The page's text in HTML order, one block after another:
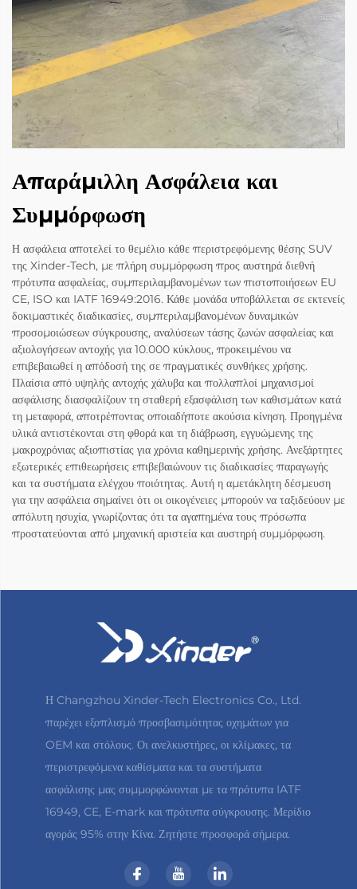
Απαράμιλλη Ασφάλεια και
Συμμόρφωση
Η ασφάλεια αποτελεί το θεμέλιο κάθε περιστρεφόμενης θέσης SUV
της Xinder-Tech, με πλήρη συμμόρφωση προς αυστηρά διεθνή
πρότυπα ασφαλείας, συμπεριλαμβανομένων των πιστοποιήσεων EU
CE, ISO και IATF 16949:2016. Κάθε μονάδα υποβάλλεται σε εκτενείς
δοκιμαστικές διαδικασίες, συμπεριλαμβανομένων δυναμικών
προσομοιώσεων σύγκρουσης, αναλύσεων τάσης ζωνών ασφαλείας και
αξιολογήσεων αντοχής για 10.000 κύκλους, προκειμένου να
επιβεβαιωθεί η απόδοσή της σε πραγματικές συνθήκες χρήσης.
Πλαίσια από υψηλής αντοχής χάλυβα και πολλαπλοί μηχανισμοί
ασφάλισης διασφαλίζουν τη σταθερή εξασφάλιση των καθισμάτων κατά
τη μεταφορά, αποτρέποντας οποιαδήποτε ακούσια κίνηση. Προηγμένα
υλικά αντιστέκονται στη φθορά και τη διάβρωση, εγγυώμενης της
μακροχρόνιας αξιοπιστίας για χρόνια καθημερινής χρήσης. Ανεξάρτητες
εξωτερικές επιθεωρήσεις επιβεβαιώνουν τις διαδικασίες παραγωγής
και τα συστήματα ελέγχου ποιότητας. Αυτή η αμετάκλητη δέσμευση
για την ασφάλεια σημαίνει ότι οι οικογένειες μπορούν να ταξιδεύουν με
απόλυτη ησυχία, γνωρίζοντας ότι τα αγαπημένα τους πρόσωπα
προστατεύονται από μηχανική αριστεία και αυστηρή συμμόρφωση.
Η Changzhou Xinder-Tech Electronics Co., Ltd.
παρέχει εξοπλισμό προσβασιμότητας οχημάτων για
OEM και στόλους. Οι ανελκυστήρες, οι κλίμακες, τα
περιστρεφόμενα καθίσματα και τα συστήματα
ασφάλισης μας συμμορφώνονται με τα πρότυπα IATF
16949, CE, E-mark και πρότυπα σύγκρουσης. Μερίδιο
αγοράς 95% στην Κίνα. Ζητήστε προσφορά σήμερα.